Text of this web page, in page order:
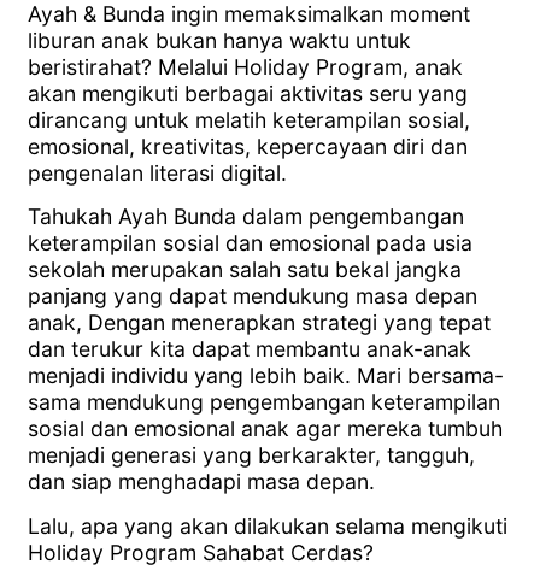
Ayah & Bunda ingin memaksimalkan moment
liburan anak bukan hanya waktu untuk
beristirahat? Melalui Holiday Program, anak
akan mengikuti berbagai aktivitas seru yang
dirancang untuk melatih keterampilan sosial,
emosional, kreativitas, kepercayaan diri dan
pengenalan literasi digital.
Tahukah Ayah Bunda dalam pengembangan
keterampilan sosial dan emosional pada usia
sekolah merupakan salah satu bekal jangka
panjang yang dapat mendukung masa depan
anak, Dengan menerapkan strategi yang tepat
dan terukur kita dapat membantu anak-anak
menjadi individu yang lebih baik. Mari bersama-
sama mendukung pengembangan keterampilan
sosial dan emosional anak agar mereka tumbuh
menjadi generasi yang berkarakter, tangguh,
dan siap menghadapi masa depan.
Lalu, apa yang akan dilakukan selama mengikuti
Holiday Program Sahabat Cerdas?